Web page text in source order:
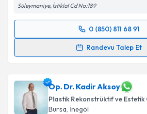
Kişisel verilerimin işlenmesine
'ni okudum ve kişisel
kapsamda işlenmesini kabul
Süleymaniye, İstiklal Cd No:189
0 (850) 811 68 91
Randevu Talep Et
Randevu Takvimi Talebi
takvim hazırlandığında e-posta ile
E-posta Adresiniz
Op. Dr. Kadir Aksoy
Plastik Rekonstrüktif ve
Bursa, İnegöl